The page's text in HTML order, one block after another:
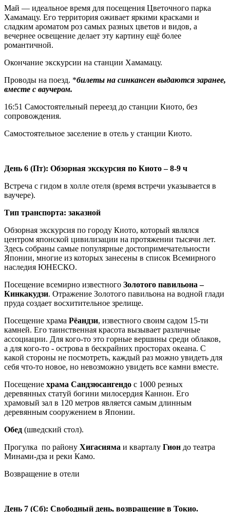
Май — идеальное время для посещения Цветочного парка
Хамамацу. Его территория оживает яркими красками и
сладким ароматом роз самых разных цветов и видов, а
вечернее освещение делает эту картину ещё более
романтичной.
Окончание экскурсии на станции Хамамацу.
Проводы на поезд. *билеты на синкансен выдаются заранее,
вместе с ваучером.
16:51 Самостоятельный переезд до станции Киото, без
сопровождения.
Самостоятельное заселение в отель у станции Киото.
День 6 (Пт): Обзорная экскурсия по Киото – 8-9 ч
Встреча с гидом в холле отеля (время встречи указывается в
ваучере).
Тип транспорта: заказной
Обзорная экскурсия по городу Киото, который являлся
центром японской цивилизации на протяжении тысячи лет.
Здесь собраны самые популярные достопримечательности
Японии, многие из которых занесены в список Всемирного
наследия ЮНЕСКО.
Посещение всемирно известного Золотого павильона –
Кинкакудзи. Отражение Золотого павильона на водной глади
пруда создает восхитительное зрелище.
Посещение храма Рёандзи, известного своим садом 15-ти
камней. Его таинственная красота вызывает различные
ассоциации. Для кого-то это горные вершины среди облаков,
а для кого-то - острова в бескрайних просторах океана. С
какой стороны не посмотреть, каждый раз можно увидеть для
себя что-то новое, но невозможно увидеть все камни вместе.
Посещение храма Сандзюсангендо с 1000 резных
деревянных статуй богини милосердия Каннон. Его
храмовый зал в 120 метров является самым длинным
деревянным сооружением в Японии.
Обед (шведский стол).
Прогулка по району Хигасияма и кварталу Гион до театра
Минами-дза и реки Камо.
Возвращение в отели
День 7 (Сб): Свободный день, возвращение в Токио.